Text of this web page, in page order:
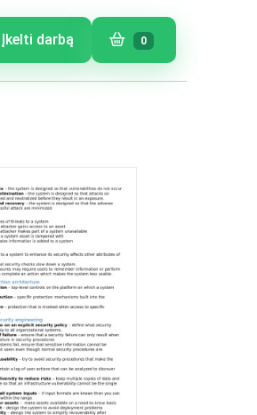
Įkelti darbą 0